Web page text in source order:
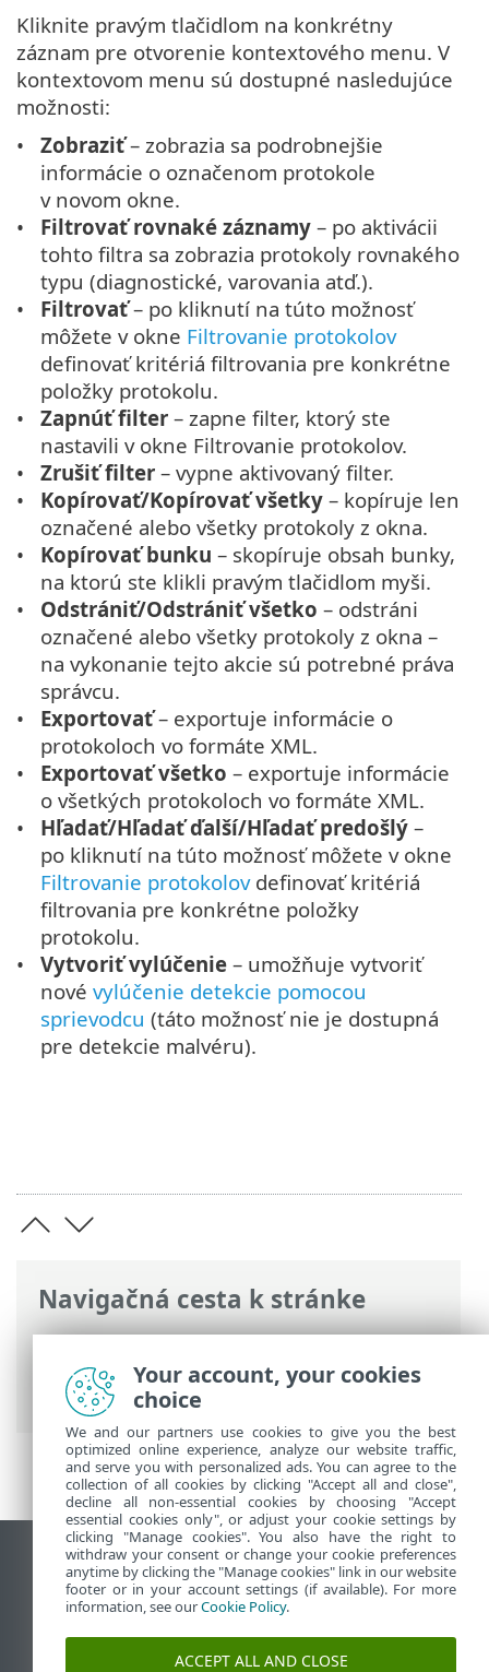
Navigačná cesta k stránke
ESET Online pomocník>ESET Endpoint
Security >Používanie programu ESET
Endpoint Security
Nástroje
Kliknite pravým tlačidlom na konkrétny
záznam pre otvorenie kontextového menu. V
kontextovom menu sú dostupné nasledujúce
možnosti:
Zobraziť– zobrazia sa podrobnejšie
informácie o označenom protokole
v novom okne.
Filtrovať rovnaké záznamy – po aktivácii
tohto filtra sa zobrazia protokoly rovnakého
typu (diagnostické, varovania atď.).
Filtrovať– po kliknutí na túto možnosť
môžete v okne Filtrovanie protokolov
definovať kritériá filtrovania pre konkrétne
položky protokolu.
Zapnúť filter – zapne filter, ktorý ste
nastavili v okne Filtrovanie protokolov.
Zrušiť filter – vypne aktivovaný filter.
Kopírovať/Kopírovať všetky – kopíruje len
označené alebo všetky protokoly z okna.
Kopírovať bunku – skopíruje obsah bunky,
na ktorú ste klikli pravým tlačidlom myši.
Odstrániť/Odstrániť všetko – odstráni
označené alebo všetky protokoly z okna –
na vykonanie tejto akcie sú potrebné práva
správcu.
Exportovať– exportuje informácie o
protokoloch vo formáte XML.
Exportovať všetko – exportuje informácie
o všetkých protokoloch vo formáte XML.
Hľadať/Hľadať ďalší/Hľadať predošlý –
po kliknutí na túto možnosť môžete v okne
Filtrovanie protokolovdefinovať kritériá
filtrovania pre konkrétne položky
protokolu.
Vytvoriť vylúčenie – umožňuje vytvoriť
novévylúčenie detekcie pomocou
sprievodcu (táto možnosť nie je dostupná
pre detekcie malvéru).
Zobraziť stránku ako na počítači
End of Life
Databáza znalostí ESET
ESET Fórum
Your account, your cookies
choice
We and our partners use cookies to give you the best
optimized online experience, analyze our website traffic,
and serve you with personalized ads. You can agree to the
collection of all cookies by clicking "Accept all and close",
decline all non-essential cookies by choosing "Accept
essential cookies only", or adjust your cookie settings by
clicking "Manage cookies". You also have the right to
withdraw your consent or change your cookie preferences
anytime by clicking the "Manage cookies" link in our website
footer or in your account settings (if available). For more
information, see ourCookie Policy.
ACCEPT ALL AND CLOSE